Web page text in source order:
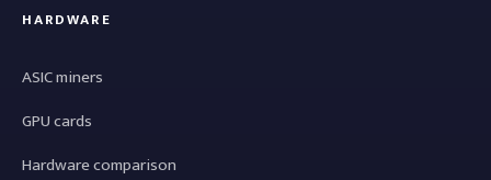
HARDWARE
ASIC miners
GPU cards
Hardware comparison